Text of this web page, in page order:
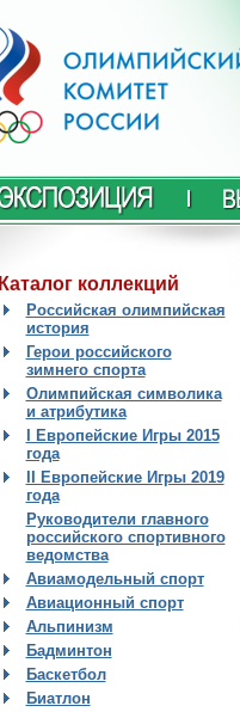
Каталог коллекций
Российская олимпийская
история
Герои российского
зимнего спорта
Олимпийская символика
и атрибутика
I Европейские Игры 2015
года
II Европейские Игры 2019
года
Руководители главного
российского спортивного
ведомства
Авиамодельный спорт
Авиационный спорт
Альпинизм
Бадминтон
Баскетбол
Биатлон